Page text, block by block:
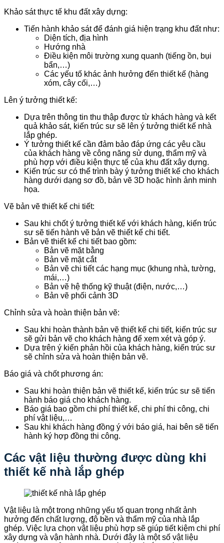
Khảo sát thực tế khu đất xây dựng:
Tiến hành khảo sát để đánh giá hiện trạng khu đất như:
Diện tích, địa hình
Hướng nhà
Điều kiện môi trường xung quanh (tiếng ồn, bụi
bẩn,…)
Các yếu tố khác ảnh hưởng đến thiết kế (hàng
xóm, cây cối,…)
Lên ý tưởng thiết kế:
Dựa trên thông tin thu thập được từ khách hàng và kết
quả khảo sát, kiến trúc sư sẽ lên ý tưởng thiết kế nhà
lắp ghép.
Ý tưởng thiết kế cần đảm bảo đáp ứng các yêu cầu
của khách hàng về công năng sử dụng, thẩm mỹ và
phù hợp với điều kiện thực tế của khu đất xây dựng.
Kiến trúc sư có thể trình bày ý tưởng thiết kế cho khách
hàng dưới dạng sơ đồ, bản vẽ 3D hoặc hình ảnh minh
họa.
Vẽ bản vẽ thiết kế chi tiết:
Sau khi chốt ý tưởng thiết kế với khách hàng, kiến trúc
sư sẽ tiến hành vẽ bản vẽ thiết kế chi tiết.
Bản vẽ thiết kế chi tiết bao gồm:
Bản vẽ mặt bằng
Bản vẽ mặt cắt
Bản vẽ chi tiết các hạng mục (khung nhà, tường,
mái,…)
Bản vẽ hệ thống kỹ thuật (điện, nước,…)
Bản vẽ phối cảnh 3D
Chỉnh sửa và hoàn thiện bản vẽ:
Sau khi hoàn thành bản vẽ thiết kế chi tiết, kiến trúc sư
sẽ gửi bản vẽ cho khách hàng để xem xét và góp ý.
Dựa trên ý kiến phản hồi của khách hàng, kiến trúc sư
sẽ chỉnh sửa và hoàn thiện bản vẽ.
Báo giá và chốt phương án:
Sau khi hoàn thiện bản vẽ thiết kế, kiến trúc sư sẽ tiến
hành báo giá cho khách hàng.
Báo giá bao gồm chi phí thiết kế, chi phí thi công, chi
phí vật liệu,…
Sau khi khách hàng đồng ý với báo giá, hai bên sẽ tiến
hành ký hợp đồng thi công.
Các vật liệu thường được dùng khi
thiết kế nhà lắp ghép
Vật liệu là một trong những yếu tố quan trọng nhất ảnh
hưởng đến chất lượng, độ bền và thẩm mỹ của nhà lắp
ghép. Việc lựa chọn vật liệu phù hợp sẽ giúp tiết kiệm chi phí
xây dựng và vận hành nhà. Dưới đây là một số vật liệu